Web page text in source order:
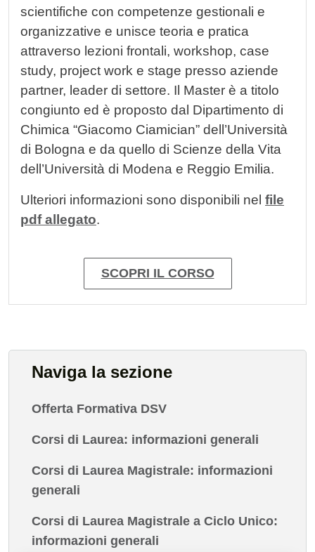
scientifiche con competenze gestionali e
organizzative e unisce teoria e pratica
attraverso lezioni frontali, workshop, case
study, project work e stage presso aziende
partner, leader di settore. Il Master è a titolo
congiunto ed è proposto dal Dipartimento di
Chimica “Giacomo Ciamician” dell’Università
di Bologna e da quello di Scienze della Vita
dell’Università di Modena e Reggio Emilia.
Ulteriori informazioni sono disponibili nel file
pdf allegato.
SCOPRI IL CORSO
Naviga la sezione
Offerta Formativa DSV
Corsi di Laurea: informazioni generali
Corsi di Laurea Magistrale: informazioni
generali
Corsi di Laurea Magistrale a Ciclo Unico:
informazioni generali